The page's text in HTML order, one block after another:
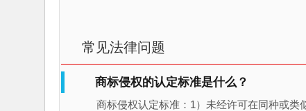
常见法律问题
商标侵权的认定标准是什么？
商标侵权认定标准：1）未经许可在同种或